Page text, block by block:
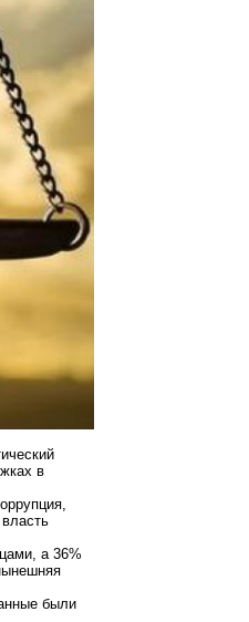
в
а 36%
были